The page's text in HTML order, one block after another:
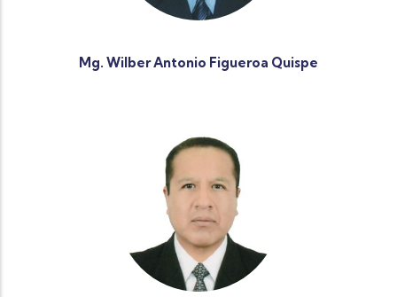
Mg. Wilber Antonio Figueroa Quispe